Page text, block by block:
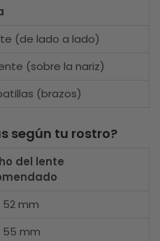
(de lado a lado)
(sobre la nariz)
(brazos)
según tu rostro?
del lente
52 mm
55 mm